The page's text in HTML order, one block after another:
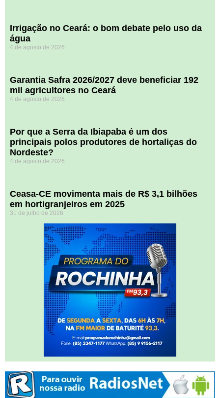
Irrigação no Ceará: o bom debate pelo uso da
água
4 de agosto de 2026
Garantia Safra 2026/2027 deve beneficiar 192
mil agricultores no Ceará
4 de agosto de 2026
Por que a Serra da Ibiapaba é um dos
principais polos produtores de hortaliças do
Nordeste?
4 de agosto de 2026
Ceasa-CE movimenta mais de R$ 3,1 bilhões
em hortigranjeiros em 2025
31 de julho de 2026